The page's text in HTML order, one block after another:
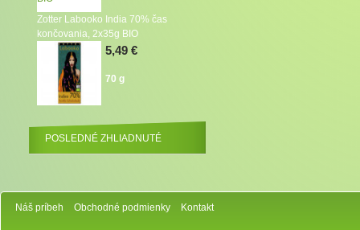
Zotter Labooko India 70% čas
končovania, 2x35g BIO
5,49 €
70 g
POSLEDNÉ ZHLIADNUTÉ
Náš príbeh Obchodné podmienky Kontakt